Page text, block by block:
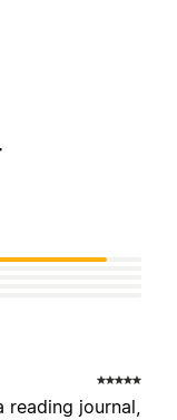
reading journal,